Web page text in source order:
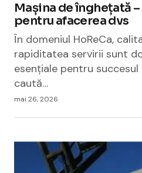
Mașina de înghețată
pentru afacerea dvs
În domeniul HoReCa,
rapiditatea servirii sunt
esențiale pentru succesul
caută…
mai 26, 2026